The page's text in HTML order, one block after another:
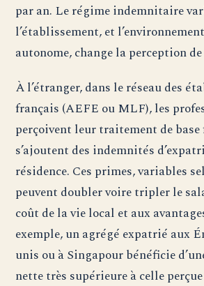
par an. Le régime indemnitaire
l’établissement, et
autonome, change la perception
À l’étranger, dans le réseau des
français (AEFE ou MLF), les
perçoivent leur traitement de
s’ajoutent des indemnités
résidence. Ces primes, variables
peuvent doubler voire tripler le
coût de la vie local et aux
exemple, un agrégé expatrié aux
unis ou à Singapour bénéficie
nette très supérieure à celle